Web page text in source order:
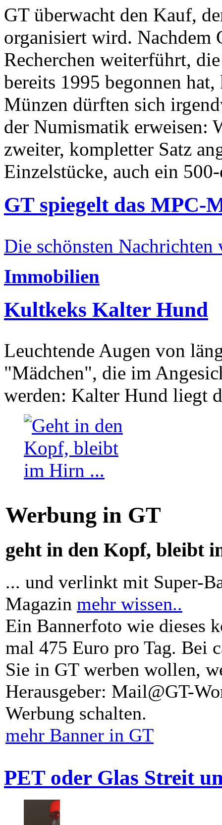
GT überwacht den Kauf,
organisiert wird. Nachdem
Recherchen weiterführt,
bereits 1995 begonnen
Münzen dürften sich
der Numismatik erweisen:
zweiter, kompletter Satz
Einzelstücke, auch ein
GT spiegelt das MPC-
Die schönsten Nachrichten
Immobilien
Kultkeks Kalter Hund
Leuchtende Augen von
"Mädchen", die im
werden: Kalter Hund liegt
Werbung in GT
geht in den Kopf, bleibt
... und verlinkt mit Super-
Magazin mehr wissen..
Ein Bannerfoto wie dieses
mal 475 Euro pro Tag. Bei
Sie in GT werben wollen,
Herausgeber: Mail@GT-
Werbung schalten.
mehr Banner in GT
PET oder Glas Streit